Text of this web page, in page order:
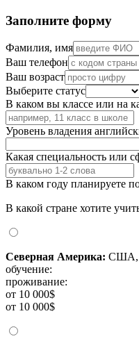
Заполните форму
Фамилия, имя
Ваш телефон
Ваш возраст
Выберите статус
В каком вы классе или на
Уровень владения
Какая специальность или
В каком году планируете
В какой стране хотите
Северная Америка: США,
обучение:
проживание:
от 10 000$
от 10 000$